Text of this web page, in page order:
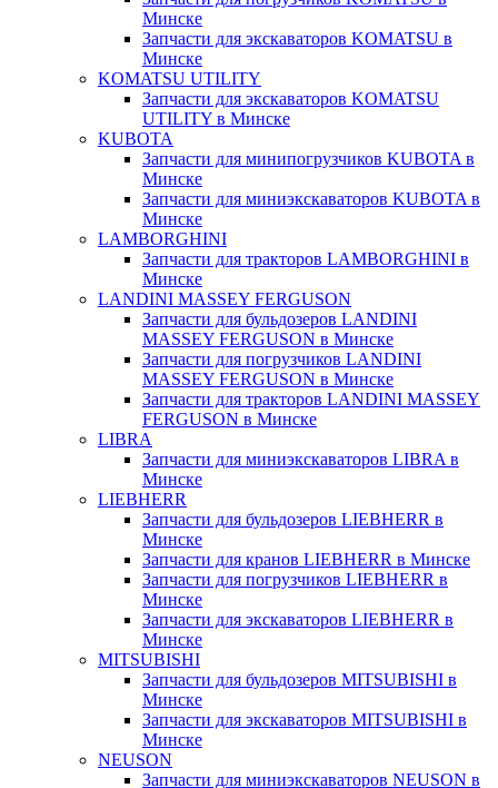
Минске
Запчасти для экскаваторов KOMATSU в
Минске
KOMATSU UTILITY
Запчасти для экскаваторов KOMATSU
UTILITY в Минске
KUBOTA
Запчасти для минипогрузчиков KUBOTA в
Минске
Запчасти для миниэкскаваторов KUBOTA в
Минске
LAMBORGHINI
Запчасти для тракторов LAMBORGHINI в
Минске
LANDINI MASSEY FERGUSON
Запчасти для бульдозеров LANDINI
MASSEY FERGUSON в Минске
Запчасти для погрузчиков LANDINI
MASSEY FERGUSON в Минске
Запчасти для тракторов LANDINI MASSEY
FERGUSON в Минске
LIBRA
Запчасти для миниэкскаваторов LIBRA в
Минске
LIEBHERR
Запчасти для бульдозеров LIEBHERR в
Минске
Запчасти для кранов LIEBHERR в Минске
Запчасти для погрузчиков LIEBHERR в
Минске
Запчасти для экскаваторов LIEBHERR в
Минске
MITSUBISHI
Запчасти для бульдозеров MITSUBISHI в
Минске
Запчасти для экскаваторов MITSUBISHI в
Минске
NEUSON
Запчасти для миниэкскаваторов NEUSON в